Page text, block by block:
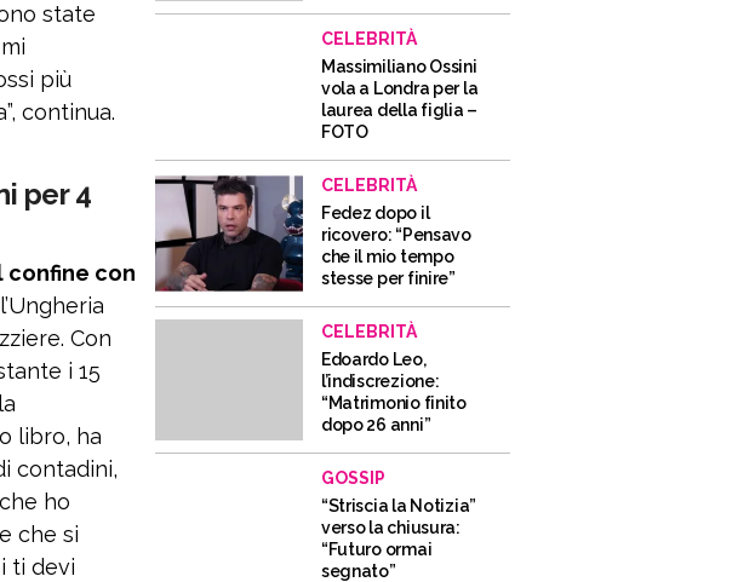
state
più
continua.
per 4
confine con
Con
i 15
libro, ha
contadini,
ho
che si
ti devi
CELEBRITÀ
Massimiliano Ossini
vola a Londra per la
laurea della figlia –
FOTO
CELEBRITÀ
Fedez dopo il
ricovero: “Pensavo
che il mio tempo
stesse per finire”
CELEBRITÀ
Edoardo Leo,
l’indiscrezione:
“Matrimonio finito
dopo 26 anni”
GOSSIP
“Striscia la Notizia”
verso la chiusura:
“Futuro ormai
segnato”